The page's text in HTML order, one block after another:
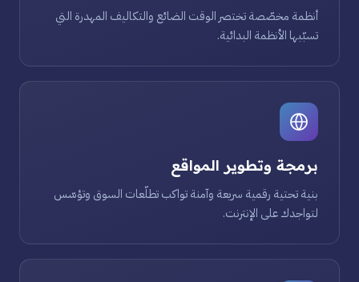
أنظمة مخصّصة تختصر الوقت الضائع والتكاليف المهدرة التي
تسبّبها الأنظمة البدائية.
برمجة وتطوير المواقع
بنية تحتية رقمية سريعة وآمنة تواكب تطلّعات السوق وتؤسّس
لتواجدك على الإنترنت.